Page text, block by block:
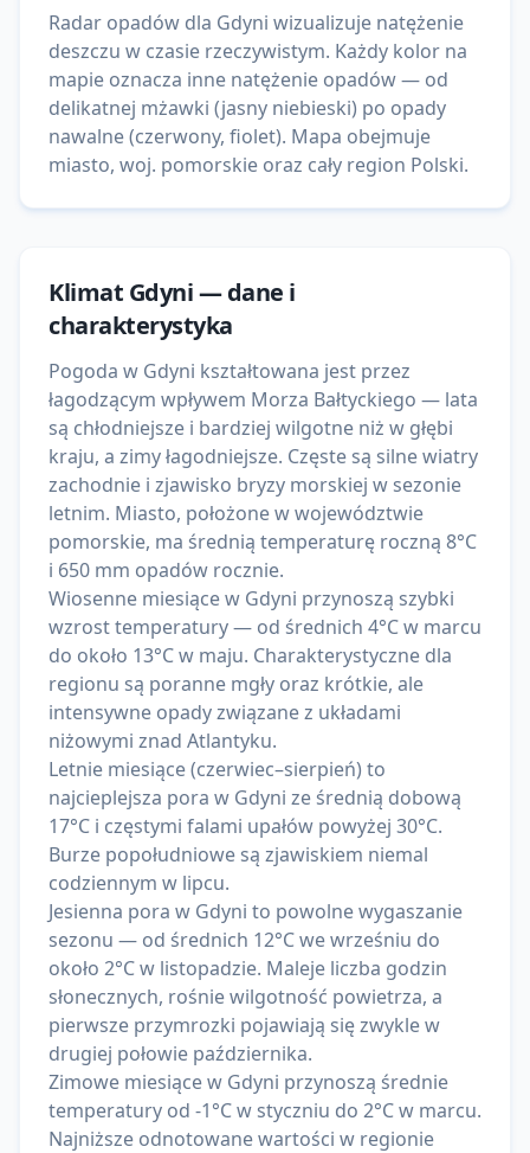
Radar opadów dla Gdyni wizualizuje natężenie
deszczu w czasie rzeczywistym. Każdy kolor na
mapie oznacza inne natężenie opadów — od
delikatnej mżawki (jasny niebieski) po opady
nawalne (czerwony, fiolet). Mapa obejmuje
miasto, woj. pomorskie oraz cały region Polski.
Klimat Gdyni— dane i
charakterystyka
Pogoda w Gdyni kształtowana jest przez
łagodzącym wpływem Morza Bałtyckiego — lata
są chłodniejsze i bardziej wilgotne niż w głębi
kraju, a zimy łagodniejsze. Częste są silne wiatry
zachodnie i zjawisko bryzy morskiej w sezonie
letnim. Miasto, położone w województwie
pomorskie, ma średnią temperaturę roczną 8°C
i 650 mm opadów rocznie.
Wiosenne miesiące w Gdyni przynoszą szybki
wzrost temperatury — od średnich 4°C w marcu
do około 13°C w maju. Charakterystyczne dla
regionu są poranne mgły oraz krótkie, ale
intensywne opady związane z układami
niżowymi znad Atlantyku.
Letnie miesiące (czerwiec–sierpień) to
najcieplejsza pora w Gdyni ze średnią dobową
17°C i częstymi falami upałów powyżej 30°C.
Burze popołudniowe są zjawiskiem niemal
codziennym w lipcu.
Jesienna pora w Gdyni to powolne wygaszanie
sezonu — od średnich 12°C we wrześniu do
około 2°C w listopadzie. Maleje liczba godzin
słonecznych, rośnie wilgotność powietrza, a
pierwsze przymrozki pojawiają się zwykle w
drugiej połowie października.
Zimowe miesiące w Gdyni przynoszą średnie
temperatury od -1°C w styczniu do 2°C w marcu.
Najniższe odnotowane wartości w regionie